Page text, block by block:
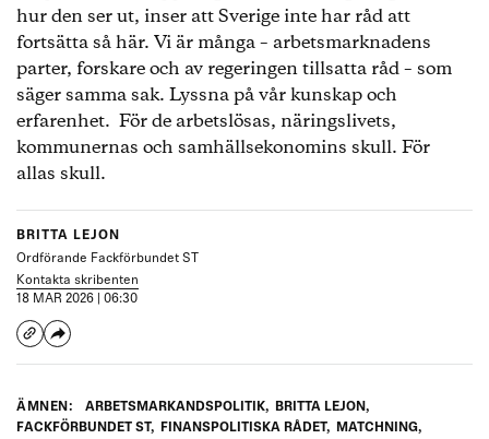
hur den ser ut, inser att Sverige inte har råd att
fortsätta så här. Vi är många – arbetsmarknadens
parter, forskare och av regeringen tillsatta råd – som
säger samma sak. Lyssna på vår kunskap och
erfarenhet. För de arbetslösas, näringslivets,
kommunernas och samhällsekonomins skull. För
allas skull.
BRITTA LEJON
Ordförande Fackförbundet ST
Kontakta skribenten
18 MAR 2026 | 06:30
ÄMNEN: ARBETSMARKANDSPOLITIK, BRITTA LEJON,
FACKFÖRBUNDET ST, FINANSPOLITISKA RÅDET, MATCHNING,